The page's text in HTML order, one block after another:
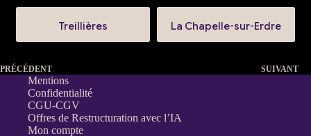
Treillières La Chapelle-sur-Erdre
PRÉCÉDENT SUIVANT
Mentions
Confidentialité
CGU-CGV
Offres de Restructuration avec l’IA
Mon compte